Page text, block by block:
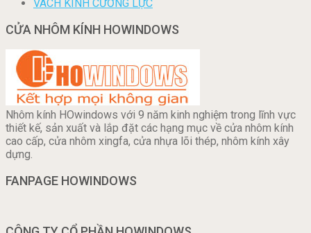
VÁCH KÍNH CƯỜNG LỰC
CỬA NHÔM KÍNH HOWINDOWS
Nhôm kính HOwindows với 9 năm kinh nghiệm trong lĩnh vực
thiết kế, sản xuất và lắp đặt các hạng mục về cửa nhôm kính
cao cấp, cửa nhôm xingfa, cửa nhựa lõi thép, nhôm kính xây
dựng.
FANPAGE HOWINDOWS